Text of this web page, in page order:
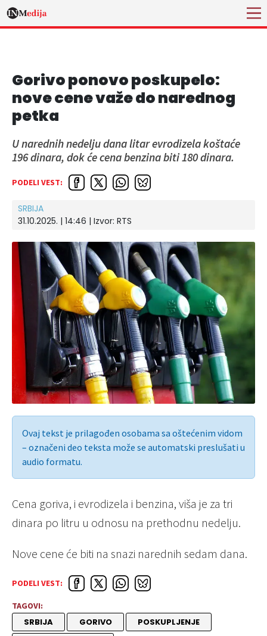
Gorivo ponovo poskupelo:
nove cene važe do narednog
petka
U narednih nedelju dana litar evrodizela koštaće
196 dinara, dok će cena benzina biti 180 dinara.
PODELI VEST:
SRBIJA
31.10.2025. | 14:46 | Izvor: RTS
Ovaj tekst je prilagođen osobama sa oštećenim vidom
– označeni deo teksta može se automatski preslušati u
audio formatu.
Cena goriva, i evrodizela i benzina, viša je za tri
dinara po litru u odnosu na prethodnu nedelju.
Nove cene će biti na snazi narednih sedam dana.
PODELI VEST:
TAGOVI:
SRBIJA GORIVO
POSKUPLJENJE